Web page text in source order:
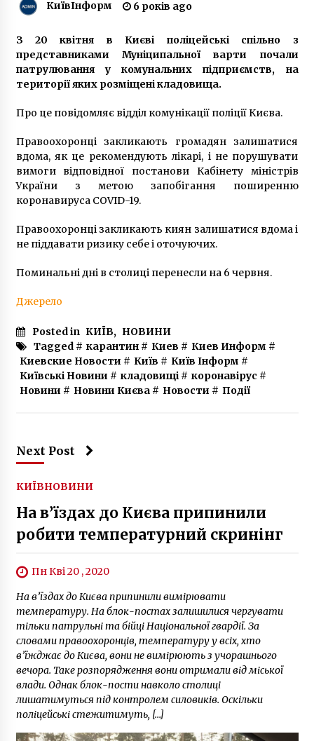
2 роки ago
У Києві таксист використав газовий
балончик проти жінки з дитиною
5 років ago
Ірландія відкриває посольство в Києві
6 років ago
Падіння дельтаплана під Києвом: поліція
повідомила подробиці катастрофи
6 років ago
Кличко заявив, що Київ повинен поглинути
Коцюбинське
7 років ago
КиївІнформ 6 років ago
З 20 квітня в Києві поліцейські спільно з
представниками Муніципальної варти почали
патрулювання у комунальних підприємств, на
території яких розміщені кладовища.
Про це повідомляє відділ комунікації поліції Києва.
Правоохоронці закликають громадян залишатися
вдома, як це рекомендують лікарі, і не порушувати
вимоги відповідної постанови Кабінету міністрів
України з метою запобігання поширенню
коронавируса COVID-19.
Правоохоронці закликають киян залишатися вдома і
не піддавати ризику себе і оточуючих.
Поминальні дні в столиці перенесли на 6 червня.
Джерело
Posted in КИЇВ, НОВИНИ
Tagged # карантин# Киев # Киев Информ #
Киевские Новости # Київ # Київ Інформ #
Київські Новини # кладовищі# коронавірус #
Новини # Новини Києва# Новости # Події
Next Post
КИЇВНОВИНИ
На в’їздах до Києва припинили
робити температурний скринінг
Пн Кві 20 , 2020
На в’їздах до Києва припинили вимірювати
температуру. На блок-постах залишилися чергувати
тільки патрульні та бійці Національної гвардії. За
словами правоохоронців, температуру у всіх, хто
в’їжджає до Києва, вони не вимірюють з учорашнього
вечора. Таке розпорядження вони отримали від міської
влади. Однак блок-пости навколо столиці
лишатимуться під контролем силовиків. Оскільки
поліцейські стежитимуть, […]